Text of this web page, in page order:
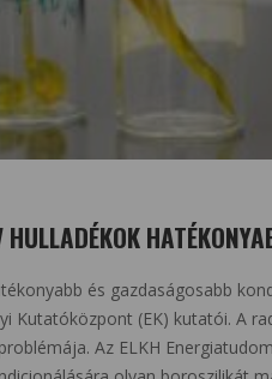
és gazdaságosabb
Kutatóközpont (EK) kutatói. A
Az ELKH